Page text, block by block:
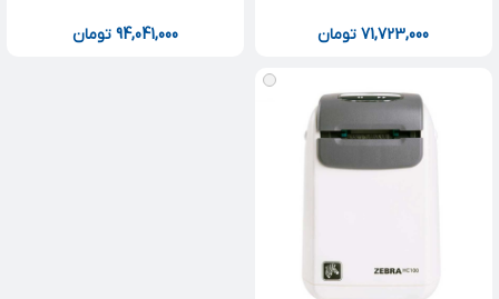
71,723,000تومان 94,041,000تومان